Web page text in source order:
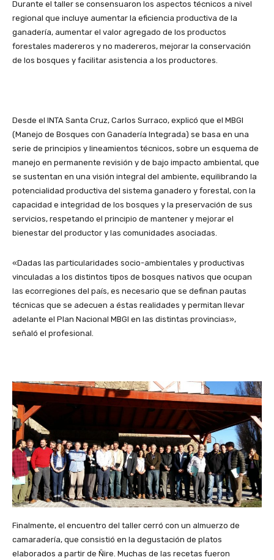
Durante el taller se consensuaron los aspectos técnicos a nivel
regional que incluye aumentar la eficiencia productiva de la
ganadería, aumentar el valor agregado de los productos
forestales madereros y no madereros, mejorar la conservación
de los bosques y facilitar asistencia a los productores.
Desde el INTA Santa Cruz, Carlos Surraco, explicó que el MBGI
(Manejo de Bosques con Ganadería Integrada) se basa en una
serie de principios y lineamientos técnicos, sobre un esquema de
manejo en permanente revisión y de bajo impacto ambiental, que
se sustentan en una visión integral del ambiente, equilibrando la
potencialidad productiva del sistema ganadero y forestal, con la
capacidad e integridad de los bosques y la preservación de sus
servicios, respetando el principio de mantener y mejorar el
bienestar del productor y las comunidades asociadas.
«Dadas las particularidades socio-ambientales y productivas
vinculadas a los distintos tipos de bosques nativos que ocupan
las ecorregiones del país, es necesario que se definan pautas
técnicas que se adecuen a éstas realidades y permitan llevar
adelante el Plan Nacional MBGI en las distintas provincias»,
señaló el profesional.
Finalmente, el encuentro del taller cerró con un almuerzo de
camaradería, que consistió en la degustación de platos
elaborados a partir de Ñire. Muchas de las recetas fueron